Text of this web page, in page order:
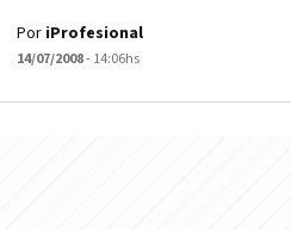
Por iProfesional
14/07/2008- 14:06hs